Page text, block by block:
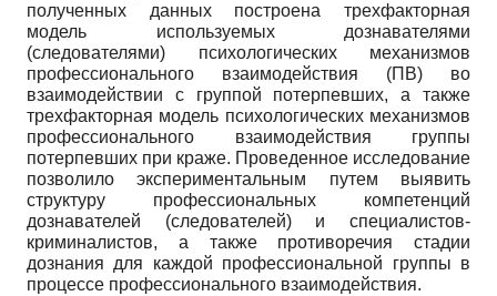
полученных данных построена трехфакторная
модель используемых дознавателями
(следователями) психологических механизмов
профессионального взаимодействия (ПВ) во
взаимодействии с группой потерпевших, а также
трехфакторная модель психологических механизмов
профессионального взаимодействия группы
потерпевших при краже. Проведенное исследование
позволило экспериментальным путем выявить
структуру профессиональных компетенций
дознавателей (следователей) и специалистов-
криминалистов, а также противоречия стадии
дознания для каждой профессиональной группы в
процессе профессионального взаимодействия.